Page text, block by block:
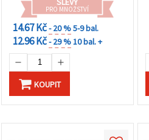
PRO MNOŽSTVÍ
14.67 Kč- 20 %5-9 bal.
12.96 Kč- 29 %10 bal. +
KOUPIT